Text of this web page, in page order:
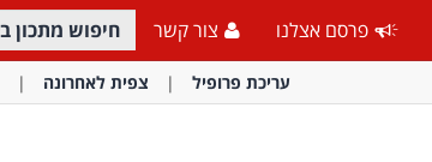
פרסם אצלנו צור קשר
עריכת פרופיל צפית לאחרונה